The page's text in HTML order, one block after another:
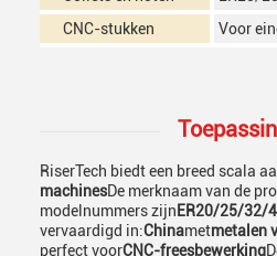
CNC-stukken
Voor
RiserTech biedt een breed scala
machinesDe merknaam van de
modelnummers zijn ER20/25/32/
vervaardigd in:Chinametmetalen
perfect voorCNC-freesbewerking